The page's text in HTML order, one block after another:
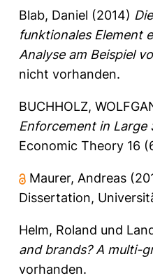
Blab, Daniel (2014)
funktionales Element
Analyse am Beispiel
nicht vorhanden.
BUCHHOLZ,
Enforcement in Large
Economic Theory 16
Maurer, Andreas
Dissertation,
Helm, Roland und
and brands? A multi-
vorhanden.